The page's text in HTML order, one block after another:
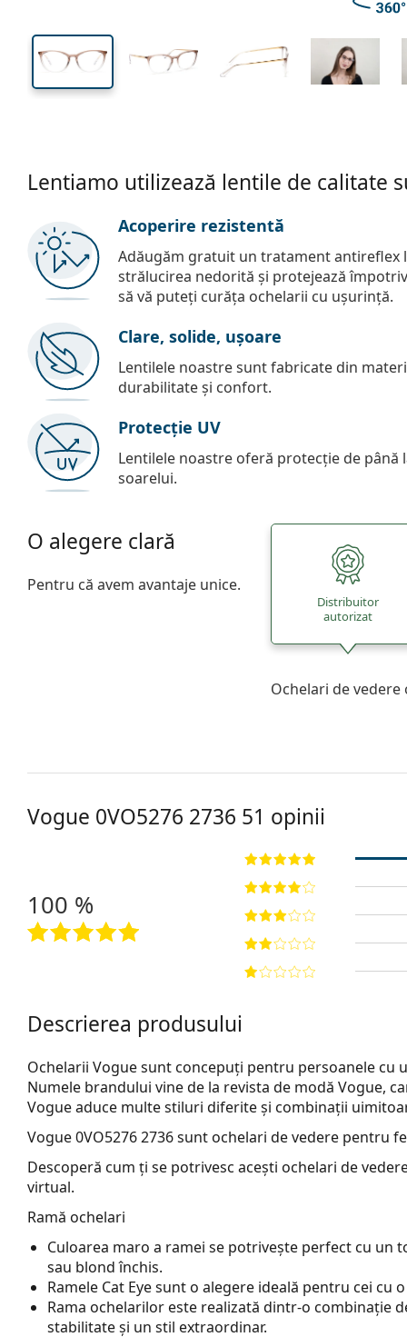
Lentiamo utilizează lentile de calitate
Acoperire rezistentă
Adăugăm gratuit un tratament antireflex
strălucirea nedorită și protejează
să vă puteți curăța ochelarii cu ușurință.
Clare, solide, ușoare
Lentilele noastre sunt fabricate din
durabilitate și confort.
Protecție UV
Lentilele noastre oferă protecție de până
soarelui.
O alegere clară
Pentru că avem avantaje unice.
Distribuitor
autorizat
Ochelari de
Vogue 0VO5276 2736 51 opinii
100 %
Descrierea produsului
Ochelarii Vogue sunt concepuți pentru persoanele cu
Numele brandului vine de la revista de modă Vogue,
Vogue aduce multe stiluri diferite și combinații
Vogue 0VO5276 2736sunt ochelari de vedere pentru
Descoperă cum ți se potrivesc acești ochelari de
virtual.
Ramă ochelari
Culoarea maro a ramei se potrivește perfect cu un
sau blond închis.
Ramele Cat Eye sunt o alegere ideală pentru cei
Rama ochelarilor este realizată dintr-o combinație
stabilitate și un stil extraordinar.